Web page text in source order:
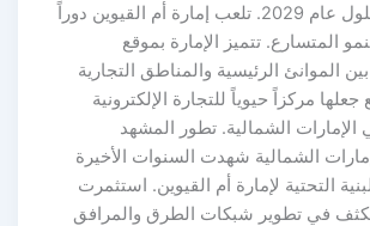
27 مليار دولار بحلول عام 2029. تلعب إمارة أم القيوين دوراً
المتسارع. تتميز الإمارة بموقع
الموانئ الرئيسية والمناطق التجارية
مركزاً حيوياً للتجارة الإلكترونية
الإمارات الشمالية. تطور المشهد
الشمالية شهدت السنوات الأخيرة
التحتية لإمارة أم القيوين. استثمرت
في تطوير شبكات الطرق والمرافق